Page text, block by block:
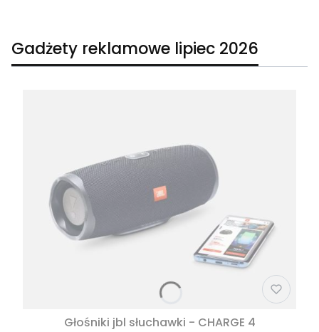
Gadżety reklamowe lipiec 2026
Głośniki jbl słuchawki - CHARGE 4